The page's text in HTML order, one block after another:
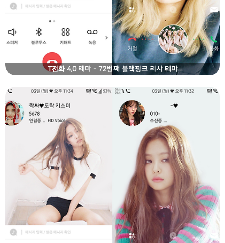
T전화 4.0 테마 - 72번째 블랙핑크 리사 테마